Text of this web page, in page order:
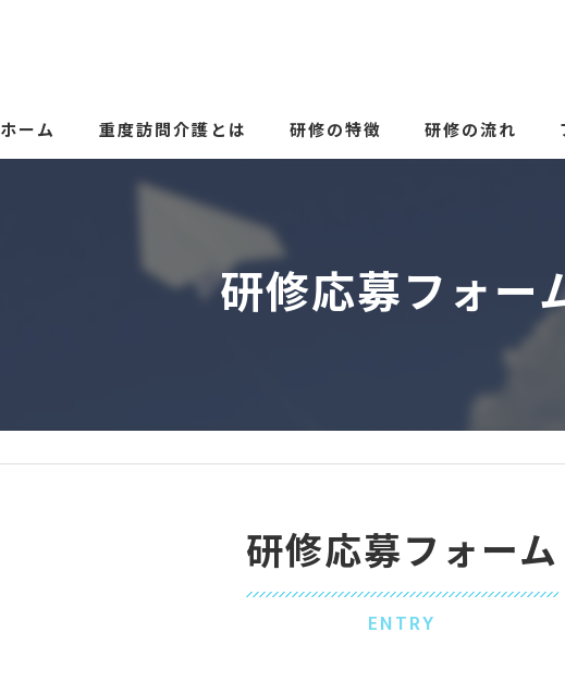
ホーム 重度訪問介護とは 研修の特徴 研修の流れ
研修応募フォー
研修応募フォーム
ENTRY